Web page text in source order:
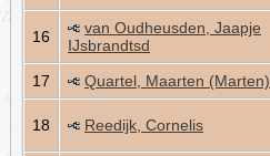
16
van Oudheusden, Jaapje
IJsbrandtsd
17 Quartel, Maarten (Marten)
18 Reedijk, Cornelis